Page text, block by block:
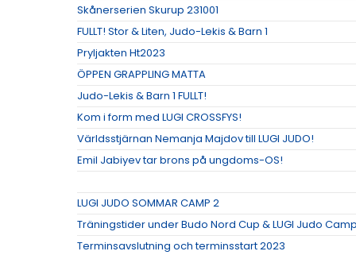
Skånerserien Skurup 231001
FULLT! Stor & Liten, Judo-Lekis & Barn 1
Pryljakten Ht2023
ÖPPEN GRAPPLING MATTA
Judo-Lekis & Barn 1 FULLT!
Kom i form med LUGI CROSSFYS!
Världsstjärnan Nemanja Majdov till LUGI JUDO!
Emil Jabiyev tar brons på ungdoms-OS!
LUGI JUDO SOMMAR CAMP 2
Träningstider under Budo Nord Cup & LUGI Judo Camp
Terminsavslutning och terminsstart 2023